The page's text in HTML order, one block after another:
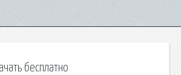
бесплатно